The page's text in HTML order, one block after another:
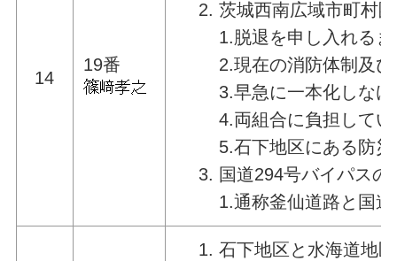
14
19番
茨城西南広域市町村
1.脱退を申し入れる
2.現在の消防体制及
3.早急に一本化しな
4.両組合に負担して
5.石下地区にある防
国道294号バイパス
1.通称釜仙道路と国
石下地区と水海道地